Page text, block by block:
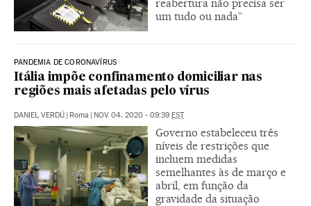
reabertura não precisa ser
um tudo ou nada”
PANDEMIA DE CORONAVÍRUS
Itália impõe confinamento domiciliar nas
regiões mais afetadas pelo vírus
DANIEL VERDÚ | Roma | NOV 04, 2020 - 09:39 EST
Governo estabeleceu três
níveis de restrições que
incluem medidas
semelhantes às de março e
abril, em função da
gravidade da situação